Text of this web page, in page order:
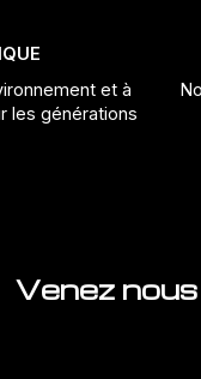
et à
les générations
Venez